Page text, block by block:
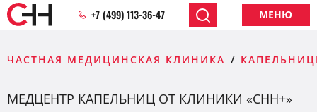
+7 (499) 113-36-47 МЕНЮ
ЧАСТНАЯ МЕДИЦИНСКАЯ КЛИНИКА
МЕДЦЕНТР КАПЕЛЬНИЦ ОТ КЛИНИКИ «CHH+»